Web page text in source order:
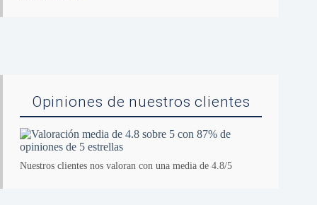
Opiniones de nuestros clientes
Nuestros clientes nos valoran con una media de 4.8/5